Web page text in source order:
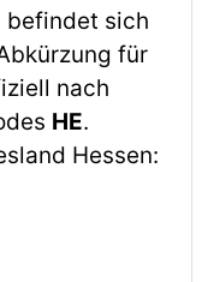
befindet sich
für
nach
HE.
Hessen: